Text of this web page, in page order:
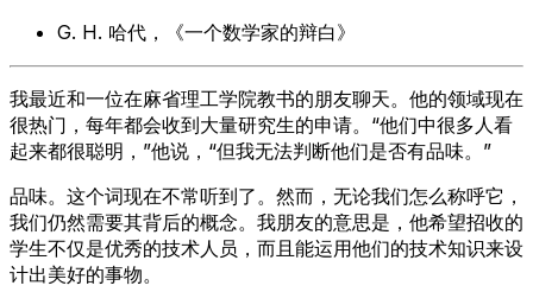
G. H. 哈代，《一个数学家的辩白》
我最近和一位在麻省理工学院教书的朋友聊天。他的领域现在
很热门，每年都会收到大量研究生的申请。“他们中很多人看
起来都很聪明，”他说，“但我无法判断他们是否有品味。”
品味。这个词现在不常听到了。然而，无论我们怎么称呼它，
我们仍然需要其背后的概念。我朋友的意思是，他希望招收的
学生不仅是优秀的技术人员，而且能运用他们的技术知识来设
计出美好的事物。